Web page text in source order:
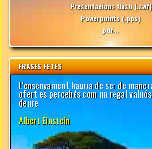
Presentacions flash (.swf)
Powerpoints (.pps)
pdf...
FRASES FETES